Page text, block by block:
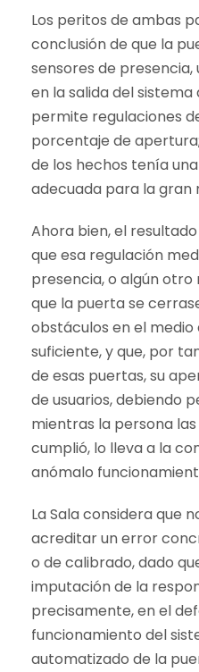
Los peritos de ambas
conclusión de que la
sensores de
en la salida del
permite regulaciones
porcentaje de
de los hechos tenía
adecuada para la gran
Ahora bien, el
que esa regulación
presencia, o algún
que la puerta se
obstáculos en el medio
suficiente, y que, por
de esas puertas, su
de usuarios, debiendo
mientras la persona
cumplió, lo lleva a la
anómalo
La Sala considera que
acreditar un error
o de calibrado, dado
imputación de la
precisamente, en el
funcionamiento del
automatizado de la